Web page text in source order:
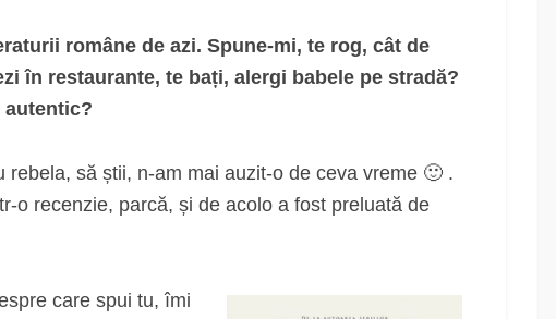
române de azi. Spune-mi, te rog, cât de
în restaurante, te bați, alergi babele pe stradă?
autentic?
să știi, n-am mai auzit-o de ceva vreme 🙂 .
o recenzie, parcă, și de acolo a fost preluată de
care spui tu, îmi